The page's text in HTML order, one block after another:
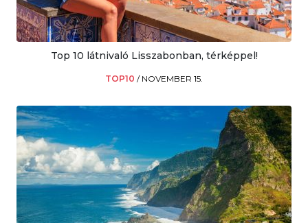
Top 10 látnivaló Lisszabonban, térképpel!
TOP10 / NOVEMBER 15.